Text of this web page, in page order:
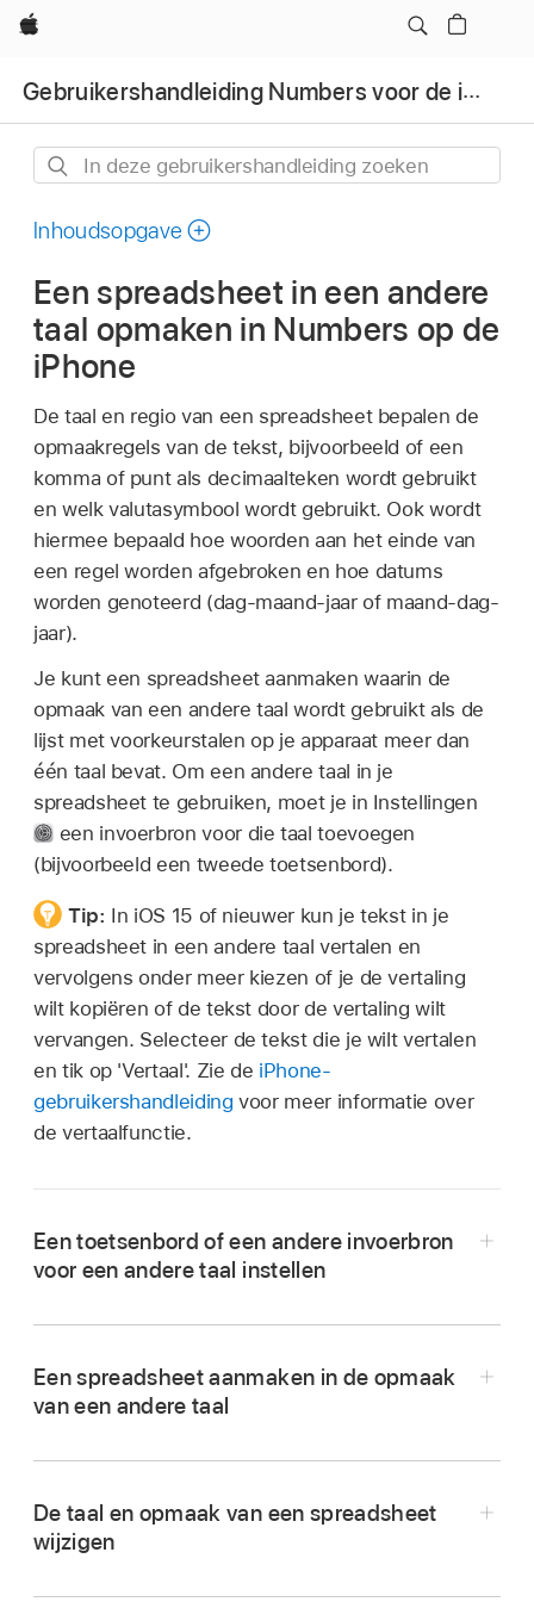
Apple
Gebruikershandleiding Numbers voor de iPhone
In
gebruikershandleiding
Inhoudsopgave
Een spreadsheet in een andere
taal opmaken in Numbers op de
iPhone
De taal en regio van een spreadsheet bepalen de
opmaakregels van de tekst, bijvoorbeeld of een
komma of punt als decimaalteken wordt gebruikt
en welk valutasymbool wordt gebruikt. Ook wordt
hiermee bepaald hoe woorden aan het einde van
een regel worden afgebroken en hoe datums
worden genoteerd (dag-maand-jaar of maand-dag-
jaar).
Je kunt een spreadsheet aanmaken waarin de
opmaak van een andere taal wordt gebruikt als de
lijst met voorkeurstalen op je apparaat meer dan
één taal bevat. Om een andere taal in je
spreadsheet te gebruiken, moet je in Instellingen
een invoerbron voor die taal toevoegen
(bijvoorbeeld een tweede toetsenbord).
Tip: In iOS 15 of nieuwer kun je tekst in je
spreadsheet in een andere taal vertalen en
vervolgens onder meer kiezen of je de vertaling
wilt kopiëren of de tekst door de vertaling wilt
vervangen. Selecteer de tekst die je wilt vertalen
en tik op 'Vertaal'. Zie de iPhone-
gebruikershandleiding voor meer informatie over
de vertaalfunctie.
Een toetsenbord of een andere invoerbron
voor een andere taal instellen
Ga naar de Instellingen-app
Tik op 'Algemeen' > 'Toetsenbord' >
Een spreadsheet aanmaken in de opmaak
van een andere taal
De taal en opmaak van een spreadsheet
wijzigen